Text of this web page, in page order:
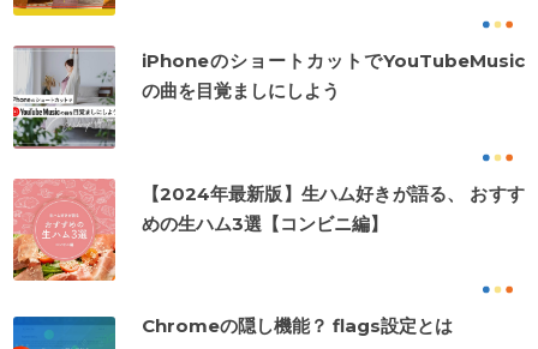
iPhoneのショートカットでYouTubeMusic
の曲を目覚ましにしよう
【2024年最新版】生ハム好きが語る、 おすす
めの生ハム3選【コンビニ編】
Chromeの隠し機能？ flags設定とは